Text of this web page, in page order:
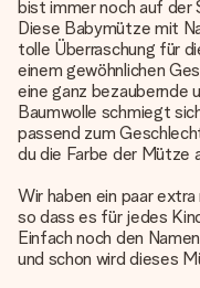
bist immer noch auf der
Diese Babymütze mit
tolle Überraschung für
einem gewöhnlichen
eine ganz bezaubernde
Baumwolle schmiegt
passend zum
du die Farbe der Mütze
Wir haben ein paar
so dass es für jedes
Einfach noch den
und schon wird dieses